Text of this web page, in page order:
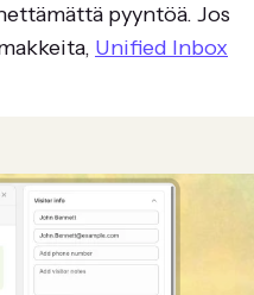
pyyntöä. Jos
Unified Inbox